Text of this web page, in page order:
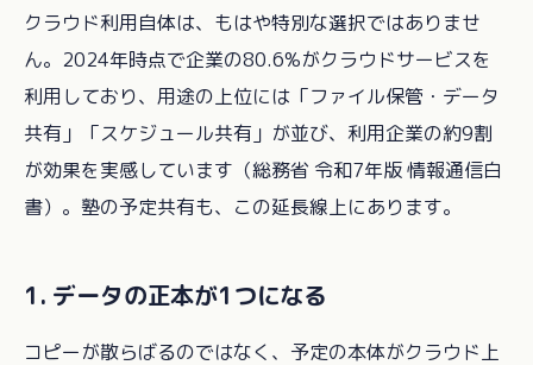
クラウド利用自体は、もはや特別な選択ではありませ
ん。2024年時点で企業の80.6%がクラウドサービスを
利用しており、用途の上位には「ファイル保管・データ
共有」「スケジュール共有」が並び、利用企業の約9割
が効果を実感しています（総務省 令和7年版 情報通信白
書）。塾の予定共有も、この延長線上にあります。
1. データの正本が1つになる
コピーが散らばるのではなく、予定の本体がクラウド上